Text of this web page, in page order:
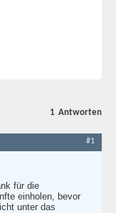
1 Antworten
#1
für die
einholen, bevor
unter das